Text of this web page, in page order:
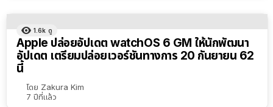
1.6k ดู
Apple ปล่อยอัปเดต watchOS 6 GM ให้นักพัฒนา
อัปเดต เตรียมปล่อยเวอร์ชันทางการ 20 กันยายน 62
นี้
โดย Zakura Kim
7 ปีที่แล้ว